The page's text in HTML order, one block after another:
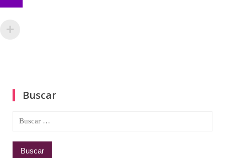
Buscar
Buscar: